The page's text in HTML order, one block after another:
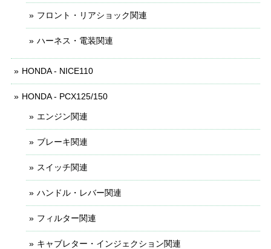
フロント・リアショック関連
ハーネス・電装関連
HONDA - NICE110
HONDA - PCX125/150
エンジン関連
ブレーキ関連
スイッチ関連
ハンドル・レバー関連
フィルター関連
キャブレター・インジェクション関連